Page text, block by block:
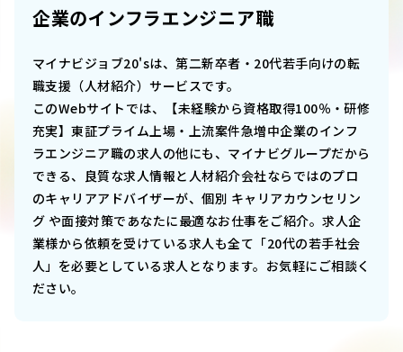
企業のインフラエンジニア職
マイナビジョブ20'sは、第二新卒者・20代若手向けの転
職支援（人材紹介）サービスです。
このWebサイトでは、
【未経験から資格取得100％・研修
充実】東証プライム上場・上流案件急増中企業のインフ
ラエンジニア職の求人の他にも、マイナビグループだから
できる、良質な求人情報と人材紹介会社ならではのプロ
のキャリアアドバイザーが、個別 キャリアカウンセリン
グ や面接対策であなたに最適なお仕事をご紹介。求人企
業様から依頼を受けている求人も全て「20代の若手社会
人」を必要としている求人となります。お気軽にご相談く
ださい。